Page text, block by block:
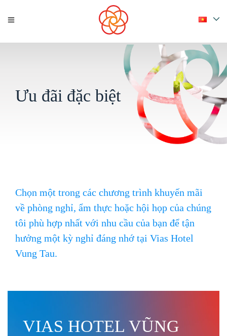
Ưu đãi đặc biệt
Chọn một trong các chương trình khuyến mãi
về phòng nghỉ, ẩm thực hoặc hội họp của chúng
tôi phù hợp nhất với nhu cầu của bạn để tận
hưởng một kỳ nghỉ đáng nhớ tại Vias Hotel
Vung Tau.
VIAS HOTEL VŨNG